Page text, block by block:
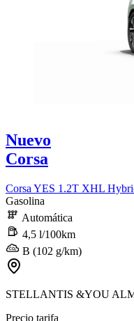
Nuevo
Corsa
Corsa YES 1.2T XHL
Gasolina
Automática
4,5 l/100km
B (102 g/km)
STELLANTIS &YOU
Precio tarifa